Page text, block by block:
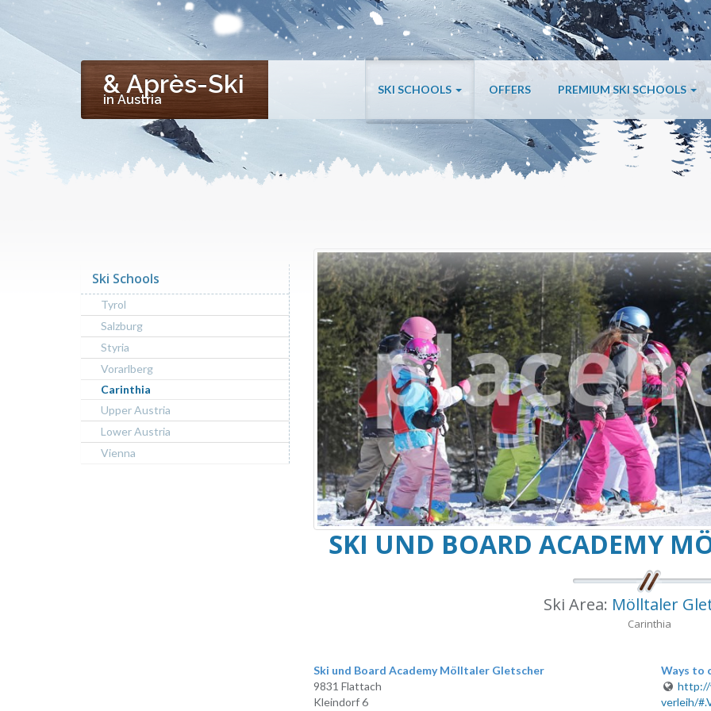
& Après-Ski
in Austria
SKI SCHOOLS OFFERS PREMIUM SKI SCHOOLS
SKI UND BOARD ACADEMY
Ski Area: Mölltaler
Carinthia
Ski und Board Academy Mölltaler Gletscher
9831 Flattach
Kleindorf 6
Ways to
http://
verleih/
Ski Schools
Tyrol
Salzburg
Styria
Vorarlberg
Carinthia
Upper Austria
Lower Austria
Vienna